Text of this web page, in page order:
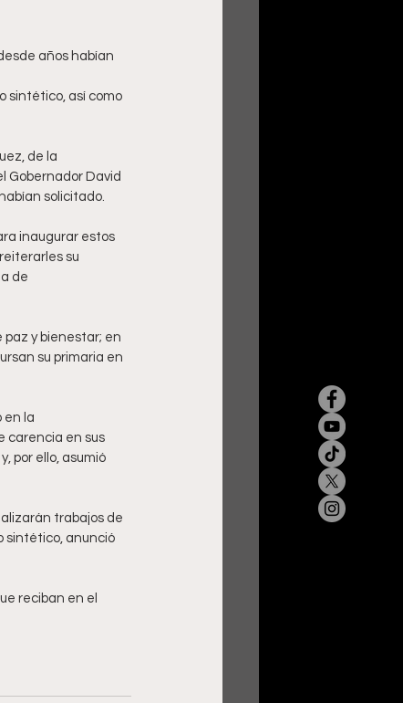
de la
Gobernador David
solicitado.
inaugurar estos
su
de
paz y bienestar; en
su primaria en
en la
carencia en sus
por ello, asumió
trabajos de
sintético, anunció
reciban en el